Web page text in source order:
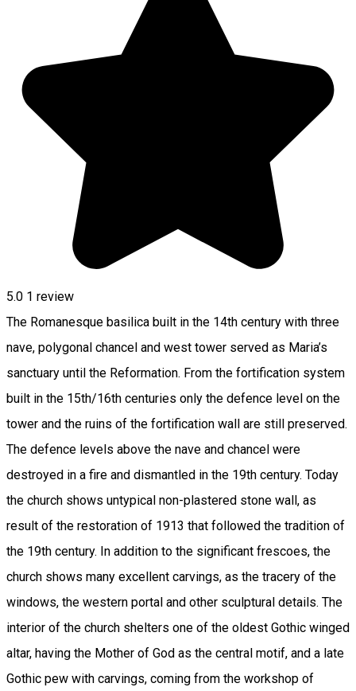
5.0 1 review
The Romanesque basilica built in the 14th century with three
nave, polygonal chancel and west tower served as Maria’s
sanctuary until the Reformation. From the fortification system
built in the 15th/16th centuries only the defence level on the
tower and the ruins of the fortification wall are still preserved.
The defence levels above the nave and chancel were
destroyed in a fire and dismantled in the 19th century. Today
the church shows untypical non-plastered stone wall, as
result of the restoration of 1913 that followed the tradition of
the 19th century. In addition to the significant frescoes, the
church shows many excellent carvings, as the tracery of the
windows, the western portal and other sculptural details. The
interior of the church shelters one of the oldest Gothic winged
altar, having the Mother of God as the central motif, and a late
Gothic pew with carvings, coming from the workshop of